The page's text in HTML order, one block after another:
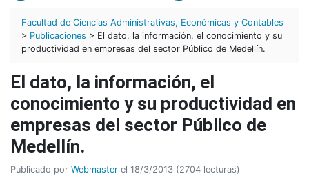
Facultad de Ciencias Administrativas, Económicas y Contables
> Publicaciones > El dato, la información, el conocimiento y su
productividad en empresas del sector Público de Medellín.
El dato, la información, el
conocimiento y su productividad en
empresas del sector Público de
Medellín.
Publicado por Webmaster el 18/3/2013 (2704 lecturas)